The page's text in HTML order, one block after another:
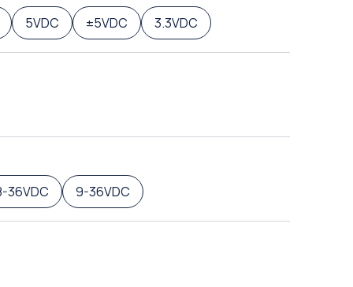
5VDC ±5VDC 3.3VDC
36VDC 9-36VDC